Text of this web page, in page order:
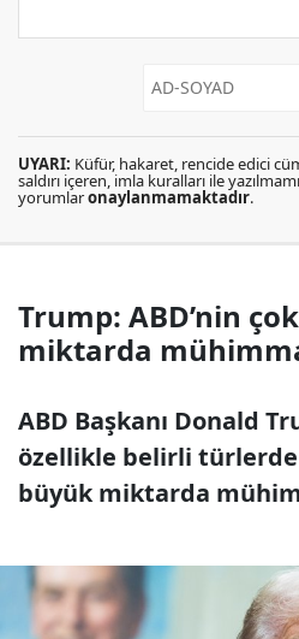
UYARI: Küfür, hakaret, rencide edici
saldırı içeren, imla kuralları ile
yorumlaronaylanmamaktadır.
Trump: ABD’nin
miktarda
ABD Başkanı Donald
özellikle belirli
büyük miktarda